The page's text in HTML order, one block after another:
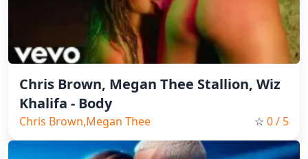
Chris Brown, Megan Thee Stallion, Wiz
Khalifa - Body
Chris Brown,Megan Thee
Stallion,Wiz Khalifa,Rap,2024,Sexy
☆ 0/ 5